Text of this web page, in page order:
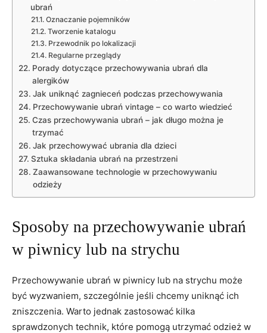
ubrań
Oznaczanie pojemników
Tworzenie katalogu
Przewodnik po lokalizacji
Regularne przeglądy
Porady dotyczące przechowywania ubrań dla
alergików
Jak uniknąć zagnieceń podczas przechowywania
Przechowywanie ubrań vintage – co warto wiedzieć
Czas przechowywania ubrań – jak długo można je
trzymać
Jak przechowywać ubrania dla dzieci
Sztuka składania ubrań na przestrzeni
Zaawansowane technologie w przechowywaniu
odzieży
Sposoby na przechowywanie ubrań
w piwnicy lub na strychu
Przechowywanie ubrań w piwnicy lub na strychu może
być wyzwaniem, szczególnie jeśli chcemy uniknąć ich
zniszczenia. Warto jednak zastosować kilka
sprawdzonych technik, które pomogą utrzymać odzież w